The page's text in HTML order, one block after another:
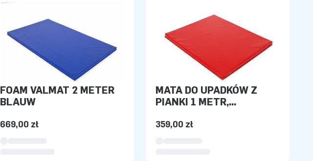
FOAM VALMAT 2 METER
BLAUW
669,00 zł
MATA DO UPADKÓW Z
PIANKI 1 METR,
359,00 zł